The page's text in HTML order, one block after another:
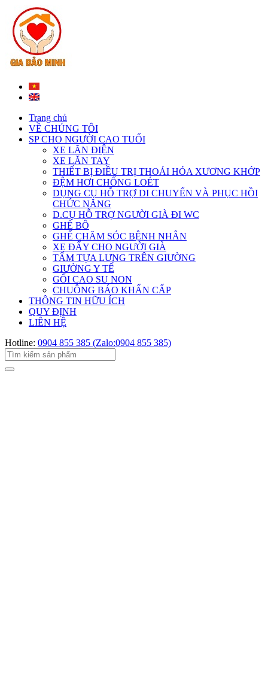
Trang chủ
VỀ CHÚNG TÔI
SP CHO NGƯỜI CAO TUỔI
XE LĂN ĐIỆN
XE LĂN TAY
THIẾT BỊ ĐIỀU TRỊ THOÁI HÓA XƯƠNG KHỚP
ĐỆM HƠI CHỐNG LOÉT
DỤNG CỤ HỖ TRỢ DI CHUYỂN VÀ PHỤC HỒI
CHỨC NĂNG
D.CỤ HỖ TRỢ NGƯỜI GIÀ ĐI WC
GHẾ BÔ
GHẾ CHĂM SÓC BỆNH NHÂN
XE ĐẨY CHO NGƯỜI GIÀ
TẤM TỰA LƯNG TRÊN GIƯỜNG
GIƯỜNG Y TẾ
GỐI CAO SU NON
CHUÔNG BÁO KHẨN CẤP
THÔNG TIN HỮU ÍCH
QUY ĐỊNH
LIÊN HỆ
Hotline: 0904 855 385 (Zalo:0904 855 385)